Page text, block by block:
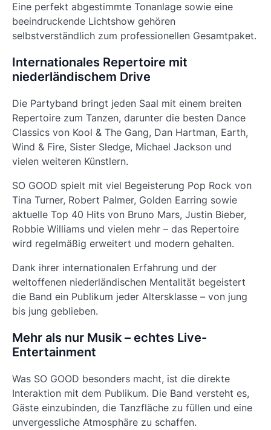
Eine perfekt abgestimmte Tonanlage sowie eine
beeindruckende Lichtshow gehören
selbstverständlich zum professionellen Gesamtpaket.
Internationales Repertoire mit
niederländischem Drive
Die Partyband bringt jeden Saal mit einem breiten
Repertoire zum Tanzen, darunter die besten Dance
Classics von Kool & The Gang, Dan Hartman, Earth,
Wind & Fire, Sister Sledge, Michael Jackson und
vielen weiteren Künstlern.
SO GOOD spielt mit viel Begeisterung Pop Rock von
Tina Turner, Robert Palmer, Golden Earring sowie
aktuelle Top 40 Hits von Bruno Mars, Justin Bieber,
Robbie Williams und vielen mehr – das Repertoire
wird regelmäßig erweitert und modern gehalten.
Dank ihrer internationalen Erfahrung und der
weltoffenen niederländischen Mentalität begeistert
die Band ein Publikum jeder Altersklasse – von jung
bis jung geblieben.
Mehr als nur Musik – echtes Live-
Entertainment
Was SO GOOD besonders macht, ist die direkte
Interaktion mit dem Publikum. Die Band versteht es,
Gäste einzubinden, die Tanzfläche zu füllen und eine
unvergessliche Atmosphäre zu schaffen.